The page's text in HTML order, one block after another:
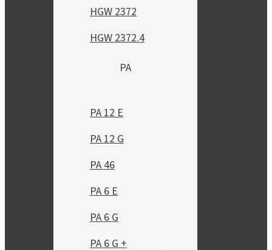
HGW 2372
HGW 2372.4
PA
PA 12 E
PA 12 G
PA 46
PA 6 E
PA 6 G
PA 6 G +